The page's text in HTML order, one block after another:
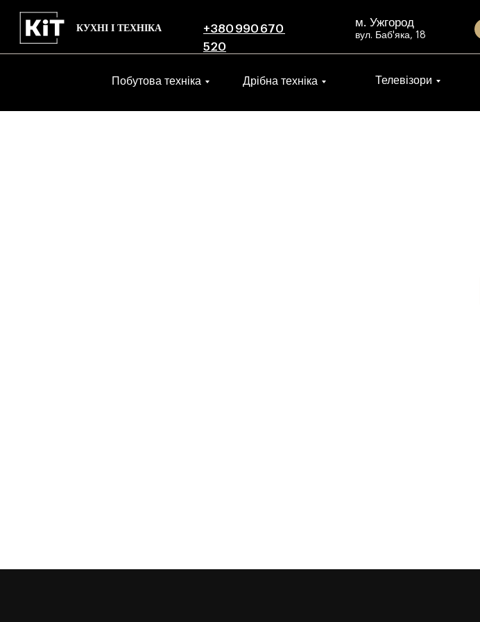
Дрібна техніка
Побутова техніка
+380 990 670
520
КУХНІ І ТЕХНІКА
вул. Баб'яка, 18
м. Ужгород
Телевізори